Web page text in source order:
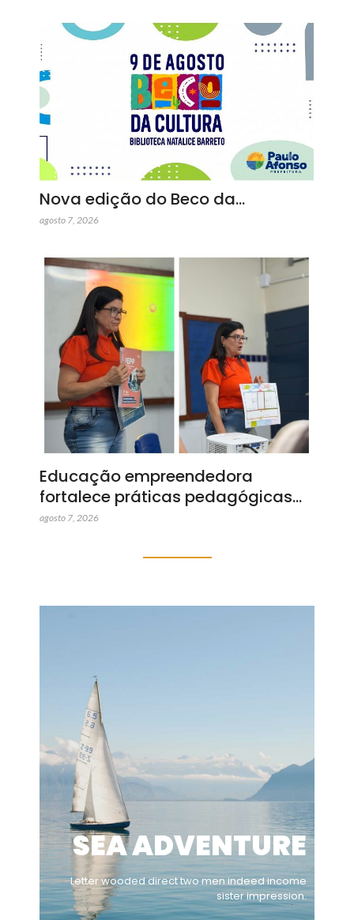
Nova edição do Beco da…
agosto 7, 2026
Educação empreendedora
fortalece práticas pedagógicas…
agosto 7, 2026
SEA ADVENTURE
Letter wooded direct two men indeed income
sister impression.